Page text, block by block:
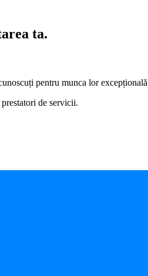
ta.
pentru munca lor excepțională
de servicii.